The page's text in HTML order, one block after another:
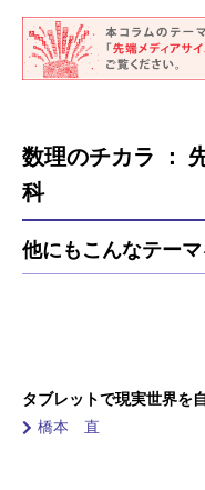
数理のチカラ ：
科
他にもこんなテーマ
タブレットで現実世界を
橋本 直